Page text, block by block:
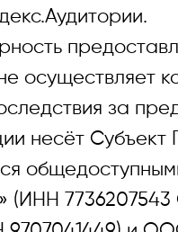
осуществляет
за
несёт Субъект
7736207543